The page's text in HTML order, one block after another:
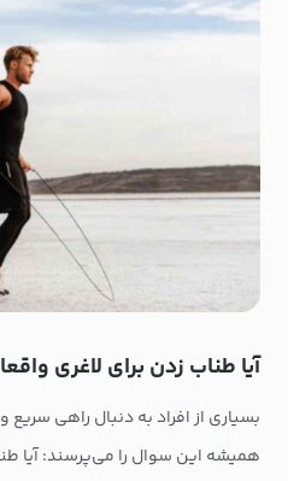
آیا طناب زدن برای لاغری
بسیاری از افراد به دنبال راهی
همیشه این سوال را می‌پرسند: آیا